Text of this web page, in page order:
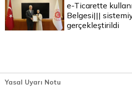
e-Ticarette
Belgesi|||
gerçekleştirildi
Yasal Uyarı Notu